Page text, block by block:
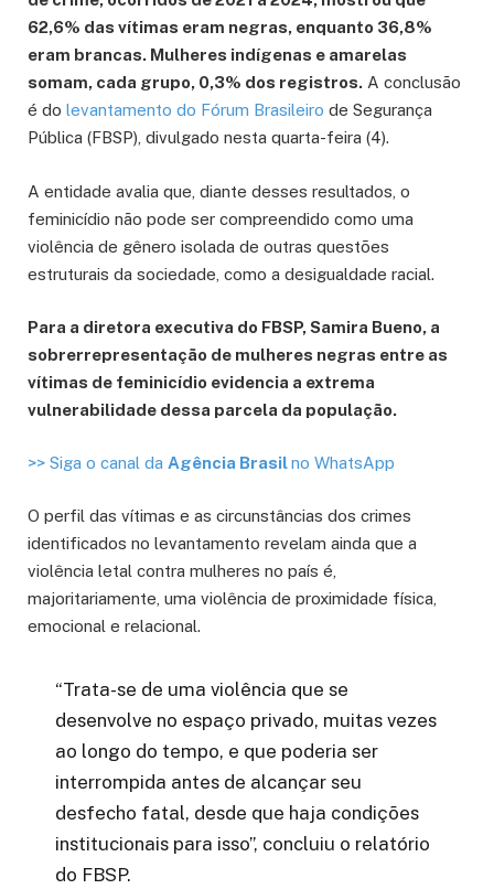
62,6% das vítimas eram negras, enquanto 36,8%
eram brancas. Mulheres indígenas e amarelas
somam, cada grupo, 0,3% dos registros. A conclusão
é do levantamento do Fórum Brasileiro de Segurança
Pública (FBSP), divulgado nesta quarta-feira (4).
A entidade avalia que, diante desses resultados, o
feminicídio não pode ser compreendido como uma
violência de gênero isolada de outras questões
estruturais da sociedade, como a desigualdade racial.
Para a diretora executiva do FBSP, Samira Bueno, a
sobrerrepresentação de mulheres negras entre as
vítimas de feminicídio evidencia a extrema
vulnerabilidade dessa parcela da população.
>> Siga o canal da Agência Brasilno WhatsApp
O perfil das vítimas e as circunstâncias dos crimes
identificados no levantamento revelam ainda que a
violência letal contra mulheres no país é,
majoritariamente, uma violência de proximidade física,
emocional e relacional.
“Trata-se de uma violência que se
desenvolve no espaço privado, muitas vezes
ao longo do tempo, e que poderia ser
interrompida antes de alcançar seu
desfecho fatal, desde que haja condições
institucionais para isso”, concluiu o relatório
do FBSP.